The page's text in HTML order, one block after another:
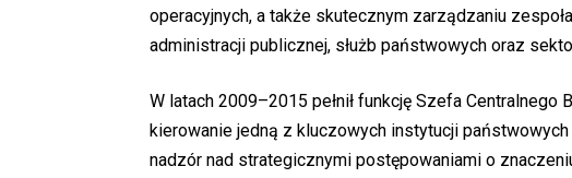
operacyjnych, a także skutecznym zarządzaniu
administracji publicznej, służb państwowych oraz
W latach 2009–2015 pełnił funkcję Szefa Centralnego
kierowanie jedną z kluczowych instytucji
nadzór nad strategicznymi postępowaniami o